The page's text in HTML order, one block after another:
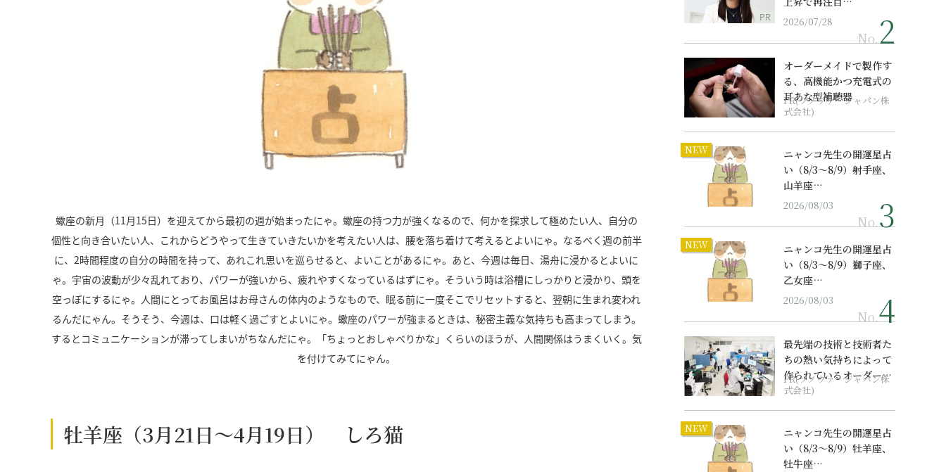
蠍座の新月（11月15日）を迎えてから最初の週が始まったにゃ。蠍座の持つ力が強くなるので、何かを探求して極めたい人、自分の
個性と向き合いたい人、これからどうやって生きていきたいかを考えたい人は、腰を落ち着けて考えるとよいにゃ。なるべく週の前半
に、 2時間程度の自分の時間を持って、あれこれ思いを巡らせると、よいことがあるにゃ。あと、今週は毎日、湯舟に浸かるとよいに
ゃ。宇宙の波動が少々乱れており、パワーが強いから、疲れやすくなっているはずにゃ。そういう時は浴槽にしっかりと浸かり、頭を
空っぽにするにゃ。人間にとってお風呂はお母さんの体内のようなもので、眠る前に一度そこでリセットすると、翌朝に生まれ変われ
るんだにゃん。そうそう、今週は、口は軽く過ごすとよいにゃ。蠍座のパワーが強まるときは、秘密主義な気持ちも高まってしまう。
するとコミュニケーションが滞ってしまいがちなんだにゃ。「ちょっとおしゃべりかな」くらいのほうが、人間関係はうまくいく。気
を付けてみてにゃん。
牡羊座（3月21日～4月19日） しろ猫
PR 2026/07/28
No.
オーダーメイドで製作す
る、高機能かつ充電式の
耳あな型補聴器
PR(ソノヴァ・ジャパン株
式会社)
NEW
ニャンコ先生の開運星占
い（8/3～8/9）射手座、
山羊座…
2026/08/03
No.
NEW
ニャンコ先生の開運星占
い（8/3～8/9）獅子座、
乙女座…
2026/08/03
No.
最先端の技術と技術者た
ちの熱い気持ちによって
作られているオーダーメ
イド補聴器
PR(ソノヴァ・ジャパン株
式会社)
NEW
ニャンコ先生の開運星占
い（8/3～8/9）牡羊座、
牡牛座…